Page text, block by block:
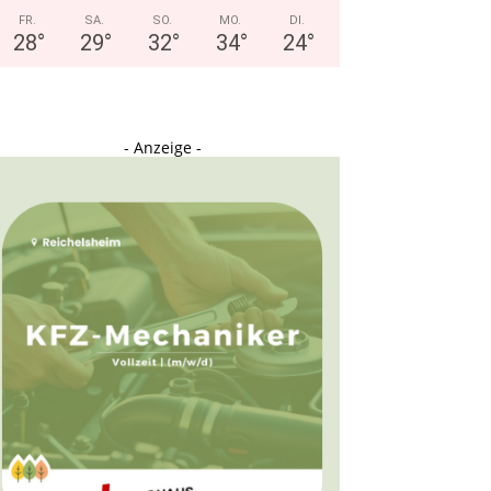
FR.
28°
SA.
29°
SO.
32°
MO.
34°
DI.
24°
- Anzeige -